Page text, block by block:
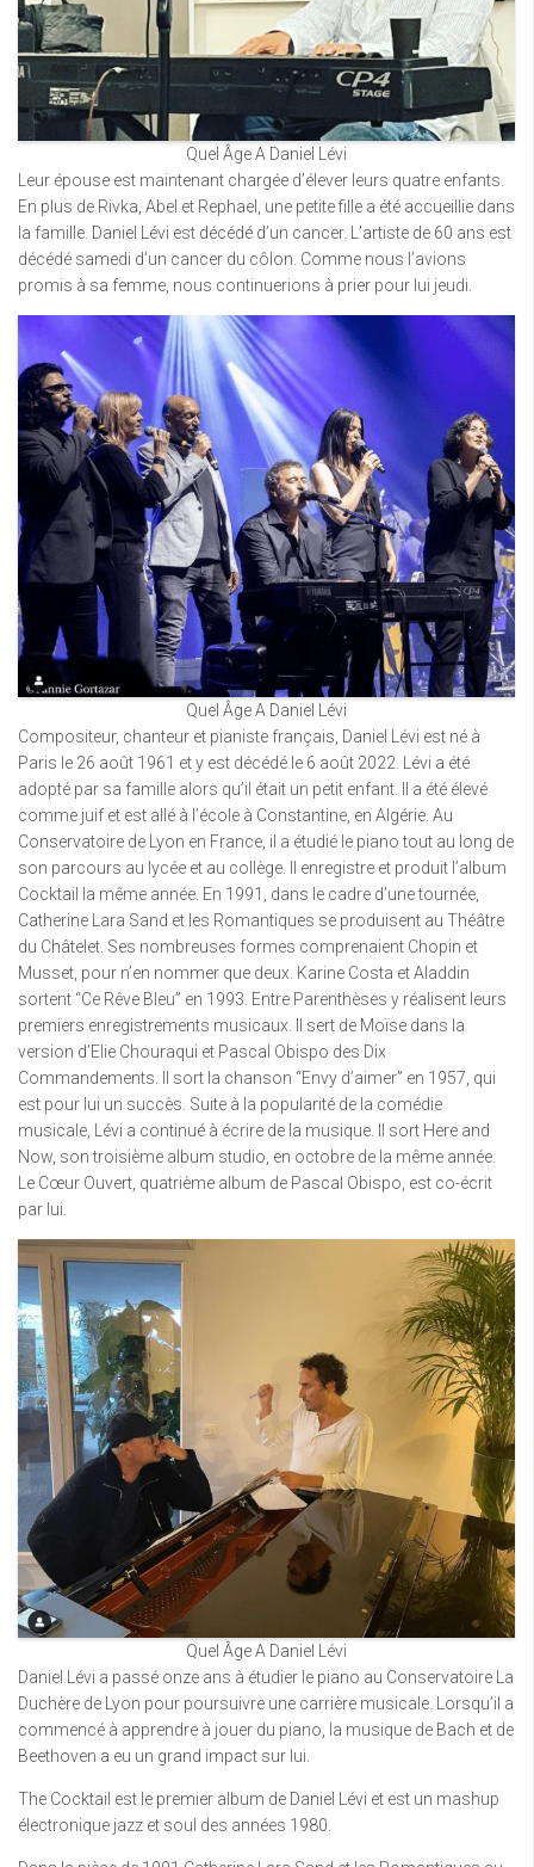
Quel Âge A Daniel Lévi
Leur épouse est maintenant chargée d’élever leurs quatre enfants.
En plus de Rivka, Abel et Rephael, une petite fille a été accueillie dans
la famille. Daniel Lévi est décédé d’un cancer. L’artiste de 60 ans est
décédé samedi d’un cancer du côlon. Comme nous l’avions
promis à sa femme, nous continuerions à prier pour lui jeudi.
Quel Âge A Daniel Lévi
Compositeur, chanteur et pianiste français, Daniel Lévi est né à
Paris le 26 août 1961 et y est décédé le 6 août 2022. Lévi a été
adopté par sa famille alors qu’il était un petit enfant. Il a été élevé
comme juif et est allé à l’école à Constantine, en Algérie. Au
Conservatoire de Lyon en France, il a étudié le piano tout au long de
son parcours au lycée et au collège. Il enregistre et produit l’album
Cocktail la même année. En 1991, dans le cadre d’une tournée,
Catherine Lara Sand et les Romantiques se produisent au Théâtre
du Châtelet. Ses nombreuses formes comprenaient Chopin et
Musset, pour n’en nommer que deux. Karine Costa et Aladdin
sortent “Ce Rêve Bleu” en 1993. Entre Parenthèses y réalisent leurs
premiers enregistrements musicaux. Il sert de Moïse dans la
version d’Elie Chouraqui et Pascal Obispo des Dix
Commandements. Il sort la chanson “Envy d’aimer” en 1957, qui
est pour lui un succès. Suite à la popularité de la comédie
musicale, Lévi a continué à écrire de la musique. Il sort Here and
Now, son troisième album studio, en octobre de la même année.
Le Cœur Ouvert, quatrième album de Pascal Obispo, est co-écrit
par lui.
Quel Âge A Daniel Lévi
Daniel Lévi a passé onze ans à étudier le piano au Conservatoire La
Duchère de Lyon pour poursuivre une carrière musicale. Lorsqu’il a
commencé à apprendre à jouer du piano, la musique de Bach et de
Beethoven a eu un grand impact sur lui.
The Cocktail est le premier album de Daniel Lévi et est un mashup
électronique jazz et soul des années 1980.